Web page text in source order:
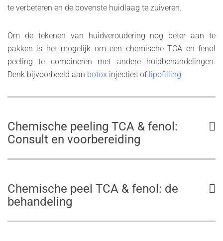
te verbeteren en de bovenste huidlaag te zuiveren.
Om de tekenen van huidveroudering nog beter aan te
pakken is het mogelijk om een chemische TCA en fenol
peeling te combineren met andere huidbehandelingen.
Denk bijvoorbeeld aan botox injecties oflipofilling.
Chemische peeling TCA & fenol:
Consult en voorbereiding
Chemische peel TCA & fenol: de
behandeling